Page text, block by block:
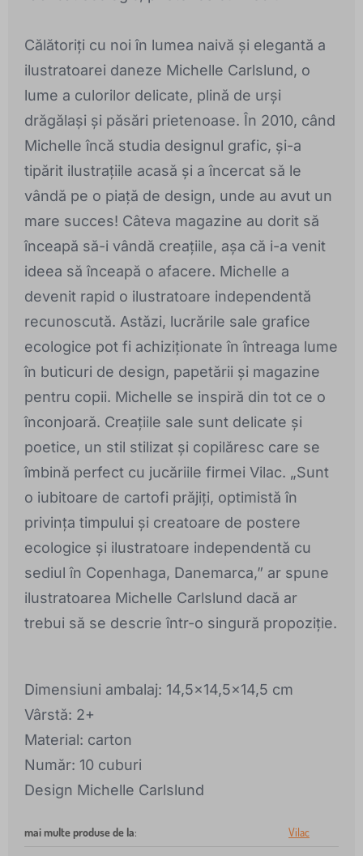
Călătoriți cu noi în lumea naivă și elegantă a
ilustratoarei daneze Michelle Carlslund, o
lume a culorilor delicate, plină de urși
drăgălași și păsări prietenoase. În 2010, când
Michelle încă studia designul grafic, și-a
tipărit ilustrațiile acasă și a încercat să le
vândă pe o piață de design, unde au avut un
mare succes! Câteva magazine au dorit să
înceapă să-i vândă creațiile, așa că i-a venit
ideea să înceapă o afacere. Michelle a
devenit rapid o ilustratoare independentă
recunoscută. Astăzi, lucrările sale grafice
ecologice pot fi achiziționate în întreaga lume
în buticuri de design, papetării și magazine
pentru copii. Michelle se inspiră din tot ce o
înconjoară. Creațiile sale sunt delicate și
poetice, un stil stilizat și copilăresc care se
îmbină perfect cu jucăriile firmei Vilac. „Sunt
o iubitoare de cartofi prăjiți, optimistă în
privința timpului și creatoare de postere
ecologice și ilustratoare independentă cu
sediul în Copenhaga, Danemarca,” ar spune
ilustratoarea Michelle Carlslund dacă ar
trebui să se descrie într-o singură propoziție.
Dimensiuni ambalaj: 14,5x14,5x14,5 cm
Vârstă: 2+
Material: carton
Număr: 10 cuburi
Design Michelle Carlslund
mai multe produse de la: Vilac